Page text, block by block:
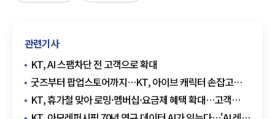
관련기사
KT, AI 스팸차단 전 고객으로 확대
굿즈부터 팝업스토어까지…KT, 아이브 캐릭터 손잡고
고객 접점 확대
KT, 휴가철 맞아 로밍·멤버십·요금제 혜택 확대…고객
맞춤 지원 강화